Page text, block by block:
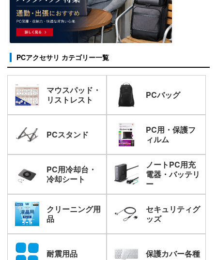
PCアクセサリ カテゴリー一覧
マウスパッド・
リストレスト
PCバッグ
PCスタンド
PC用・保護フ
ィルム
PC用冷却台・
冷却シート
ノートPC用充
電器・バッテリ
ー
クリーニング用
品
セキュリティグ
ッズ
耐震用品 保護カバー各種